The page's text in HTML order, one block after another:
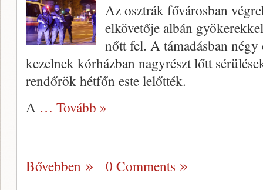
Az osztrák fővárosban
elkövetője albán
nőtt fel. A támadásban
kezelnek kórházban nagyrészt lőtt
rendőrök hétfőn este lelőtték.
A … Tovább »
Bővebben 0 Comments